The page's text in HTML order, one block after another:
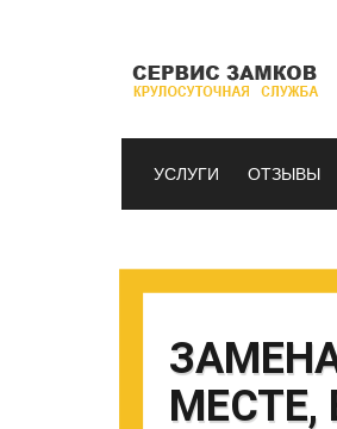
УСЛУГИ ОТЗЫВЫ
МЕСТЕ,